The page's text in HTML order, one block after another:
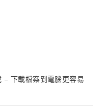
下載檔案到電腦更容易